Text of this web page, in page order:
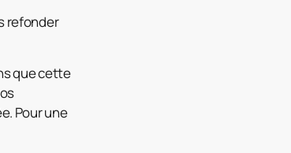
refonder
que cette
Pour une